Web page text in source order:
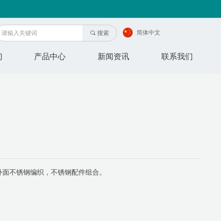
产品中心 新闻资讯 联系我们
끠 搜索 简体中文
不锈钢编织，不锈钢配件组合。